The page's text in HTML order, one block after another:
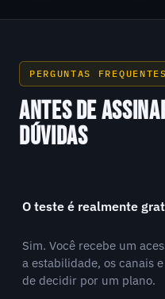
PERGUNTAS FREQUENTES
ANTES DE
DÚVIDAS
O teste é realmente
Sim. Você recebe um
a estabilidade, os canais
de decidir por um plano.